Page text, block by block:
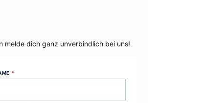
melde dich ganz unverbindlich bei uns!
*